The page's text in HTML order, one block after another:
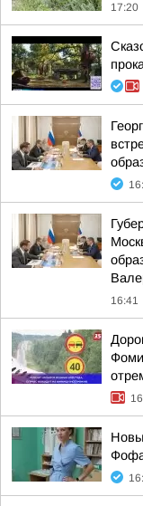
17:20
16:41